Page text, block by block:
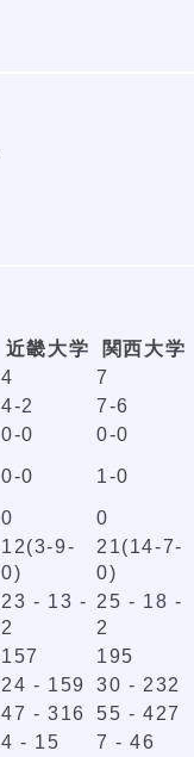
近畿大学
関西大学
4 7
4-2
7-6
0-0
0-0
0-0 1-0
0 0
12(3-9-
0)
21(14-7-
0)
23 - 13 -
2
25 - 18 -
2
157
195
24 - 159
30 - 232
47 - 316
55 - 427
4 - 15
7 - 46